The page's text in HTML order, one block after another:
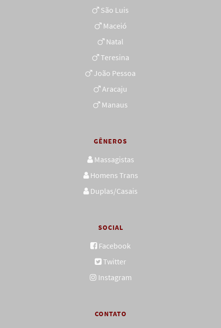
São Luis
Maceió
Natal
Teresina
João Pessoa
Aracaju
Manaus
GÊNEROS
Massagistas
Homens Trans
Duplas/Casais
SOCIAL
Facebook
Twitter
Instagram
CONTATO